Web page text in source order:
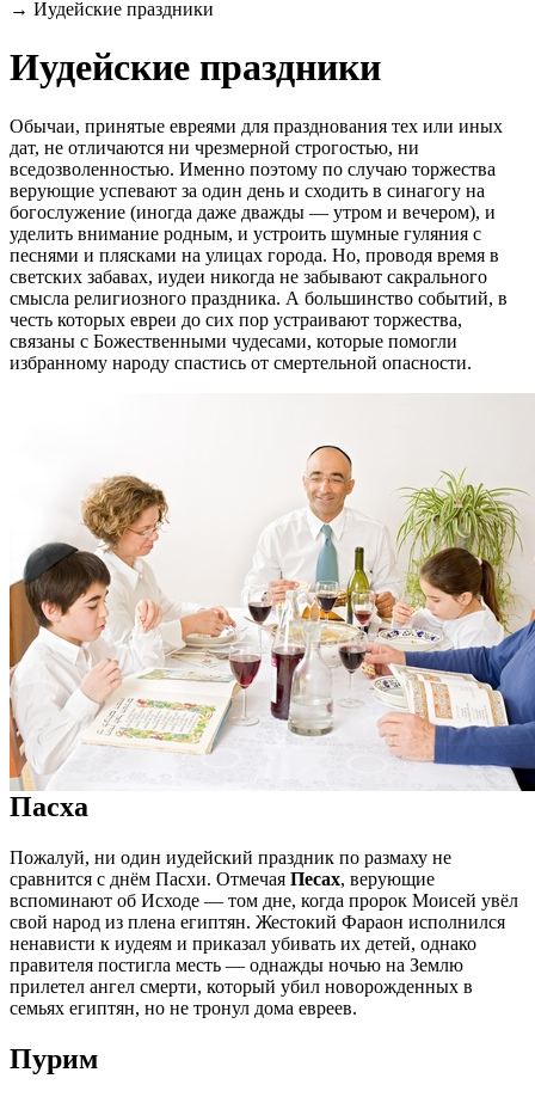
→ Иудейские праздники
Иудейские праздники
Обычаи, принятые евреями для празднования тех или иных
дат, не отличаются ни чрезмерной строгостью, ни
вседозволенностью. Именно поэтому по случаю торжества
верующие успевают за один день и сходить в синагогу на
богослужение (иногда даже дважды — утром и вечером), и
уделить внимание родным, и устроить шумные гуляния с
песнями и плясками на улицах города. Но, проводя время в
светских забавах, иудеи никогда не забывают сакрального
смысла религиозного праздника. А большинство событий, в
честь которых евреи до сих пор устраивают торжества,
связаны с Божественными чудесами, которые помогли
избранному народу спастись от смертельной опасности.
Пасха
Пожалуй, ни один иудейский праздник по размаху не
сравнится с днём Пасхи. Отмечая Песах, верующие
вспоминают об Исходе — том дне, когда пророк Моисей увёл
свой народ из плена египтян. Жестокий Фараон исполнился
ненависти к иудеям и приказал убивать их детей, однако
правителя постигла месть — однажды ночью на Землю
прилетел ангел смерти, который убил новорожденных в
семьях египтян, но не тронул дома евреев.
Пурим